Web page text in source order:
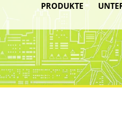
Zum Inhalt springen
PRODUKTE